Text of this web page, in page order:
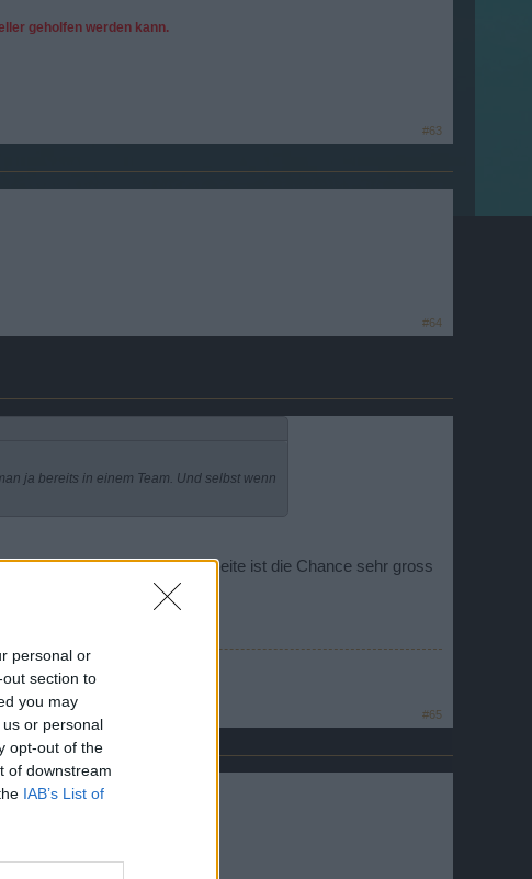
personal or
section to
you may
or personal
opt-out of the
of downstream
IAB’s List of
geholfen werden kann.
#63
#64
ja bereits in einem Team. Und selbst wenn
spielt alle druecken eine Seite ist die Chance sehr gross
nicht ganz sicher."
#65